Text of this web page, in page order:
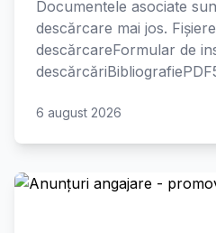
Documentele asociate
descărcare mai jos.
descărcareFormular de
6 august 2026